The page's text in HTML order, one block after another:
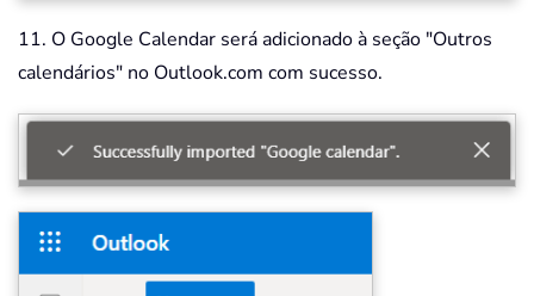
11. O Google Calendar será adicionado à seção "Outros
calendários" no Outlook.com com sucesso.